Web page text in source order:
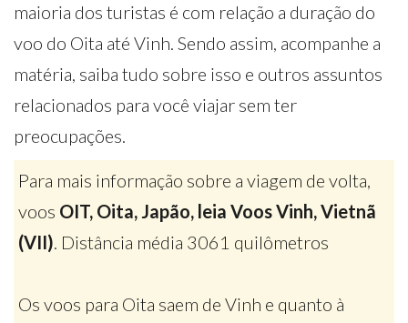
maioria dos turistas é com relação a duração do
voo do Oita até Vinh. Sendo assim, acompanhe a
matéria, saiba tudo sobre isso e outros assuntos
relacionados para você viajar sem ter
preocupações.
Para mais informação sobre a viagem de volta,
voos OIT, Oita, Japão, leia Voos Vinh, Vietnã
(VII). Distância média 3061 quilômetros
Os voos para Oita saem de Vinh e quanto à